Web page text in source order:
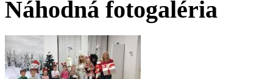
Náhodná fotogaléria